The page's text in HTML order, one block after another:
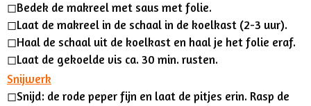
◻︎Bedek de makreel met saus met folie.
◻︎Laat de makreel in de schaal in de koelkast (2-3 uur).
◻︎Haal de schaal uit de koelkast en haal je het folie eraf.
◻︎Laat de gekoelde vis ca. 30 min. rusten.
Snijwerk
◻︎Snijd: de rode peper fijn en laat de pitjes erin. Rasp de